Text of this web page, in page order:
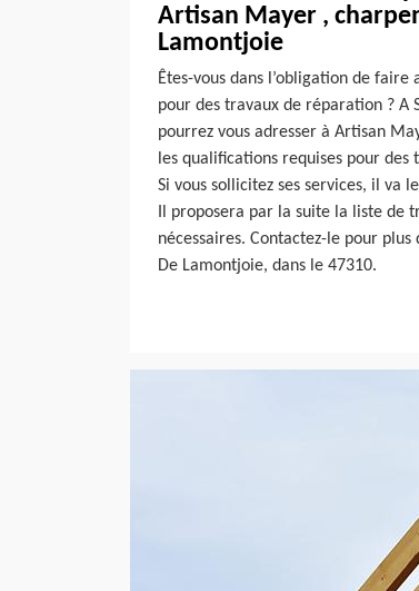
Artisan Mayer ,
Lamontjoie
Êtes-vous dans l’obligation de
pour des travaux de réparation ? A
pourrez vous adresser à Artisan
les qualifications requises pour
Si vous sollicitez ses services, il va
Il proposera par la suite la liste de
nécessaires. Contactez-le pour
De Lamontjoie, dans le 47310.